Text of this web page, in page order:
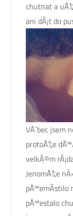
chutnat a
ani dÃ¡t do
VÅ¯bec jsem
protoÅ¾e
velkÃ©m
JenomÅ¾e
pÅ™emÃ­stilo
pÅ™estalo